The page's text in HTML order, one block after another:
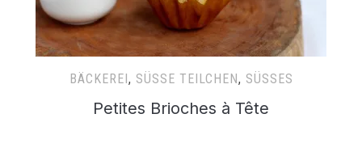
BÄCKEREI, SÜSSE TEILCHEN , SÜSSES
Petites Brioches à Tête